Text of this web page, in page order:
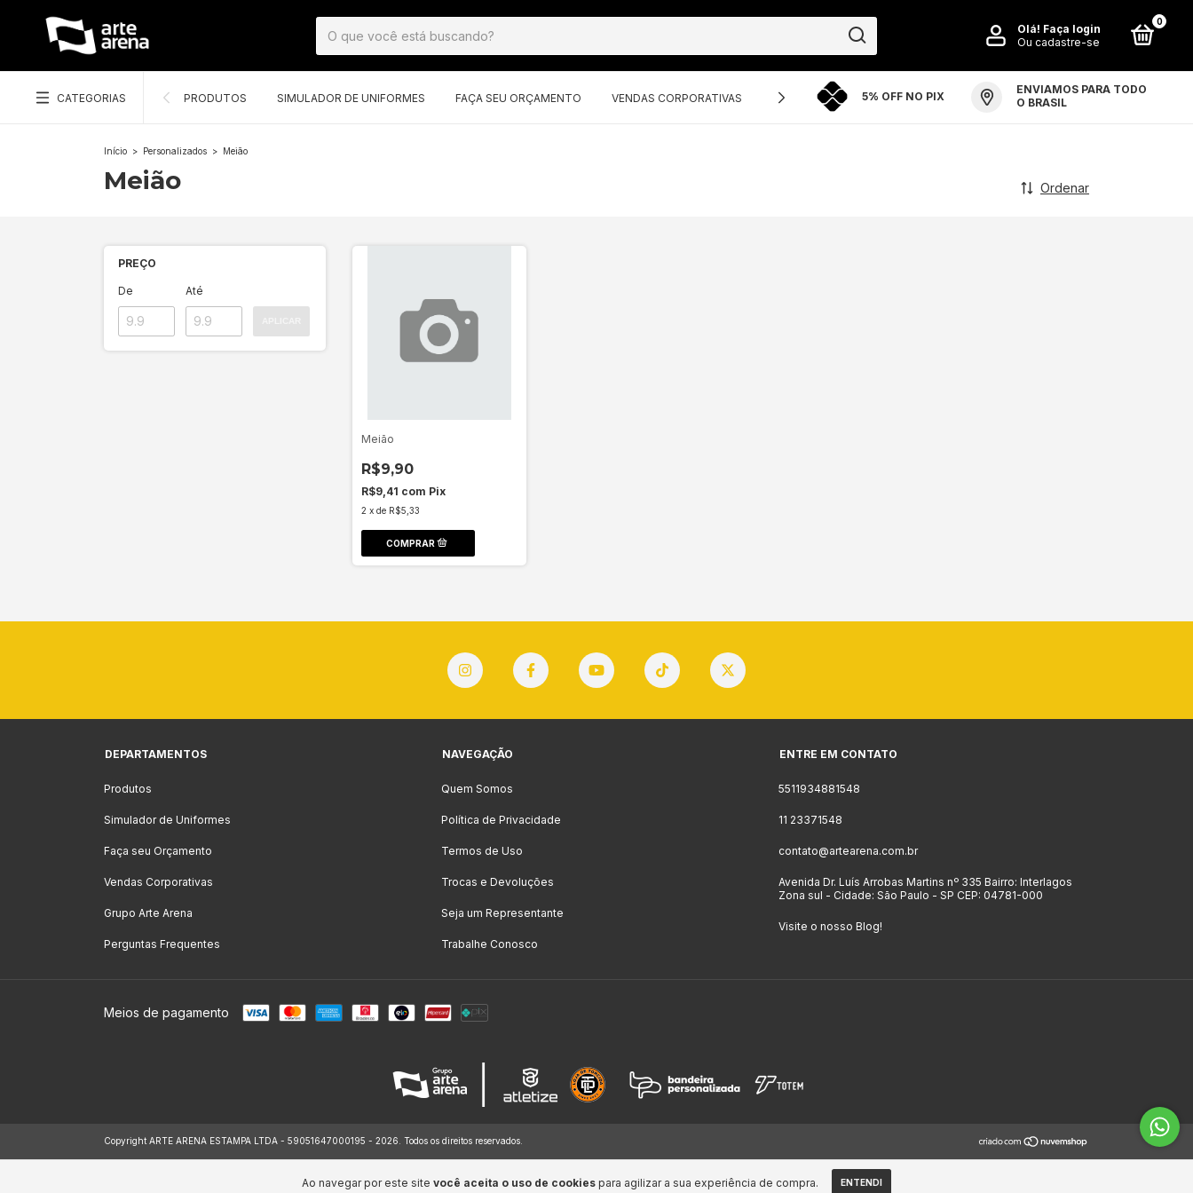
Olá! Faça login
Ou cadastre-se
0
CATEGORIAS PRODUTOS SIMULADOR DE UNIFORMES FAÇA SEU ORÇAMENTO VENDAS CORPORATIVAS GRUPO ARTE ARENA PERGUNTAS FREQUENTES
5% OFF NO PIX
ENVIAMOS PARA TODO
O BRASIL
Ao navegar por este site você aceita o uso de cookies para agilizar a sua experiência de compra. ENTENDI
Início > Personalizados > Meião
Meião Ordenar
PREÇO
De Até
Meião
R$9,90
R$9,41 com Pix
2 x de R$5,33
DEPARTAMENTOS
Produtos
Simulador de Uniformes
Faça seu Orçamento
Vendas Corporativas
Grupo Arte Arena
Perguntas Frequentes
NAVEGAÇÃO
Quem Somos
Política de Privacidade
Termos de Uso
Trocas e Devoluções
Seja um Representante
Trabalhe Conosco
ENTRE EM CONTATO
5511934881548
11 23371548
contato@artearena.com.br
Avenida Dr. Luís Arrobas Martins nº 335 Bairro: Interlagos
Zona sul - Cidade: São Paulo - SP CEP: 04781-000
Visite o nosso Blog!
Meios de pagamento
Copyright ARTE ARENA ESTAMPA LTDA - 59051647000195 - 2026. Todos os direitos reservados.